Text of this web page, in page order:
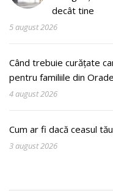
decât tine
5 august 2026
Când trebuie curățate
pentru familiile din
4 august 2026
Cum ar fi dacă ceasul
3 august 2026